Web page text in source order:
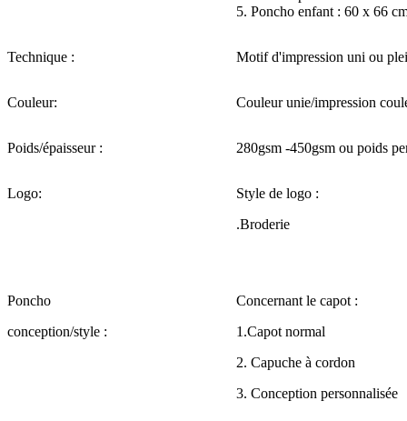
5. Poncho enfant : 60 x 66
Technique : Motif d'impression uni ou
Couleur: Couleur unie/impression
Poids/épaisseur : 280gsm -450gsm ou poids
Logo:
Style de logo :
.Broderie
Poncho
conception/style :
Concernant le capot :
1.Capot normal
2. Capuche à cordon
3. Conception personnalisée